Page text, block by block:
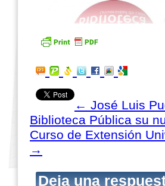
← José Luis
Biblioteca Pública su
Curso de Extensión
→
Deja una